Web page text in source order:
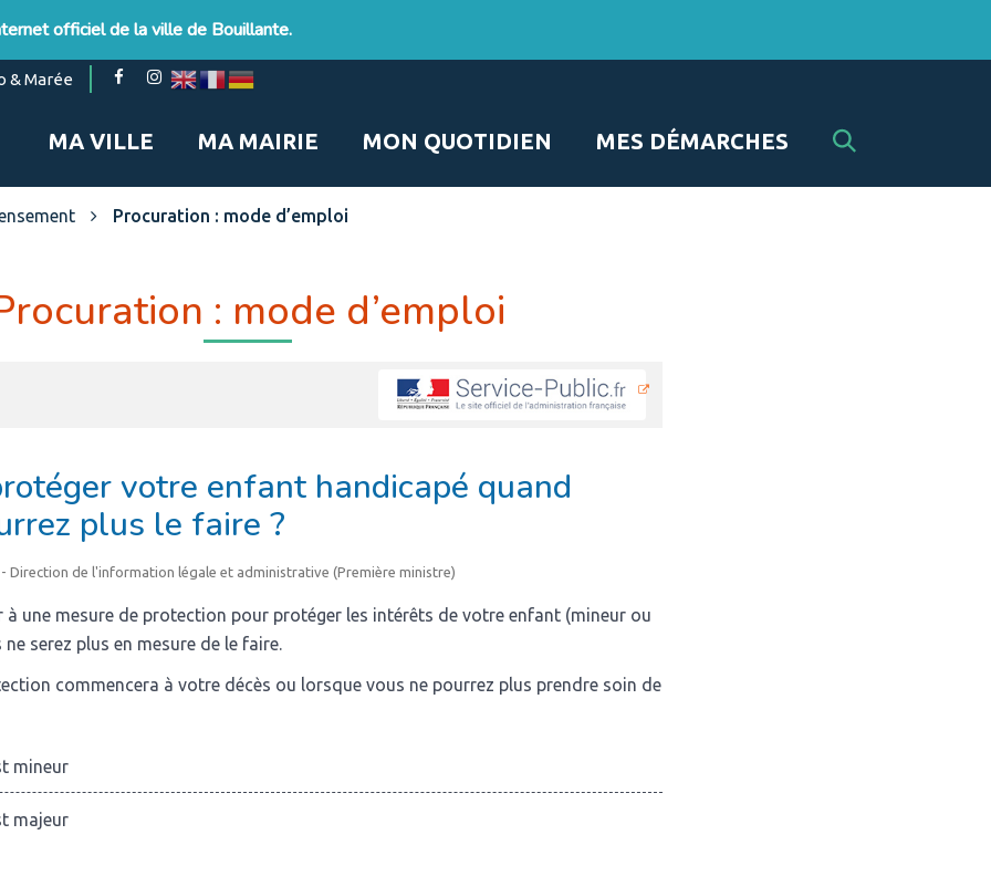
officiel de la ville de Bouillante.
& Marée
Lien
compte
Lien
compte
MA VILLE MA MAIRIE MON QUOTIDIEN MES DÉMARCHES
Procuration : mode d’emploi
: mode d’emploi
votre enfant handicapé quand
plus le faire ?
Direction de l'information légale et administrative (Première ministre)
à une mesure de protection pour protéger les intérêts de votre enfant (mineur ou
serez plus en mesure de le faire.
commencera à votre décès ou lorsque vous ne pourrez plus prendre soin de
mineur
majeur